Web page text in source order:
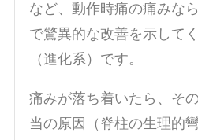
など、動作時痛の痛みな
で驚異的な改善を示して
（進化系）です。
痛みが落ち着いたら、そ
当の原因（脊柱の生理的